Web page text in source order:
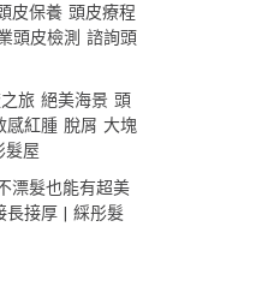
皮保養 頭皮療程
頭皮檢測 諮詢頭
之旅 絕美海景 頭
感紅腫 脫屑 大塊
髮屋
漂髮也能有超美
長接厚 | 綵彤髮